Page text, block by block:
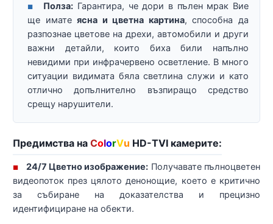
■ Полза: Гарантира, че дори в пълен мрак Вие
ще иматеясна и цветна картина, способна да
разпознае цветове на дрехи, автомобили и други
важни детайли, които биха били напълно
невидими при инфрачервено осветление. В много
ситуации видимата бяла светлина служи и като
отлично допълнително възпиращо средство
срещу нарушители.
Предимства наColorVu HD-TVI камерите:
■ 24/7 Цветно изображение: Получавате пълноцветен
видеопоток през цялото денонощие, което е критично
за събиране на доказателства и прецизно
идентифициране на обекти.